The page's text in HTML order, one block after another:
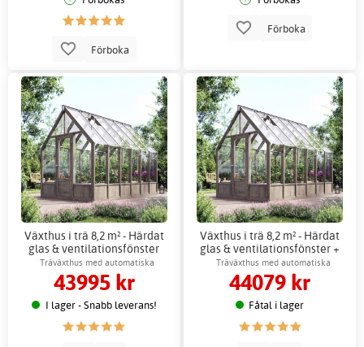
Förboka
Förboka
Växthus i trä 8,2 m² - Härdat
glas & ventilationsfönster
Träväxthus med automatiska
fönsteröppnare
43995 kr
I lager - Snabb leverans!
Växthus i trä 8,2 m² - Härdat
glas & ventilationsfönster +
Växthustillbehör
Träväxthus med automatiska
fönsteröppnare
44079 kr
Fåtal i lager